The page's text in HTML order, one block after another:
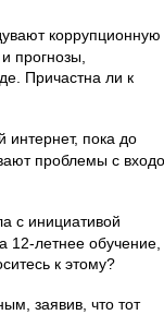
коррупционную
прогнозы,
Причастна ли к
интернет, пока до
проблемы с
с инициативой
12-летнее обучение,
к этому?
заявив, что тот